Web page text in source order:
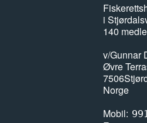
i
140
v/Gunnar
Øvre
7506
Norge
Mobil